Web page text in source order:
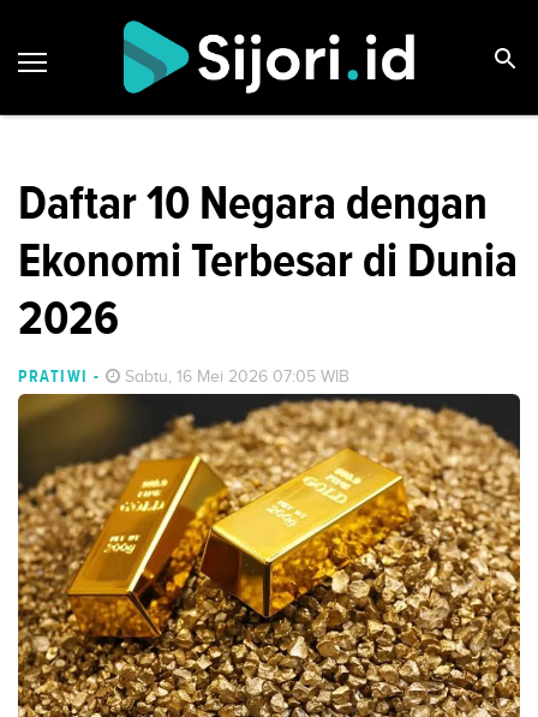
Daftar 10 Negara dengan
Ekonomi Terbesar di Dunia
2026
PRATIWI - Sabtu, 16 Mei 2026 07:05 WIB